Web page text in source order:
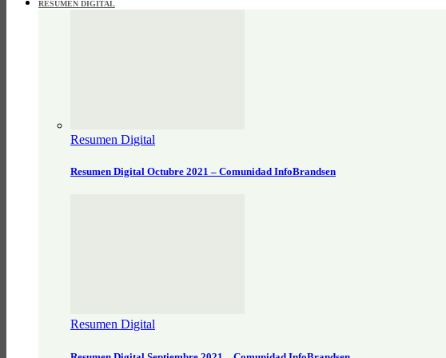
RESUMEN DIGITAL
Resumen Digital
Resumen Digital Octubre 2021 – Comunidad InfoBrandsen
Resumen Digital